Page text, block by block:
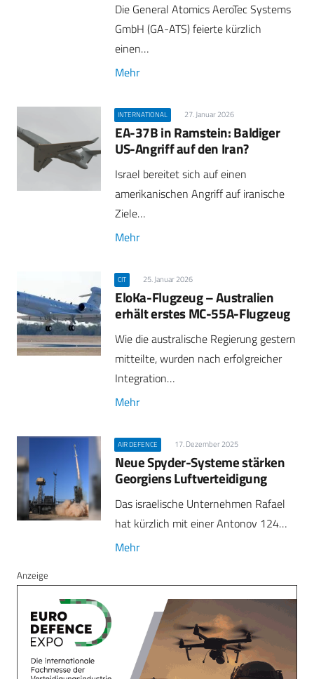
Die General Atomics AeroTec Systems
GmbH (GA-ATS) feierte kürzlich
einen…
Mehr
INTERNATIONAL 27. Januar 2026
EA-37B in Ramstein: Baldiger
US-Angriff auf den Iran?
Israel bereitet sich auf einen
amerikanischen Angriff auf iranische
Ziele…
Mehr
CIT 25. Januar 2026
EloKa-Flugzeug – Australien
erhält erstes MC-55A-Flugzeug
Wie die australische Regierung gestern
mitteilte, wurden nach erfolgreicher
Integration…
Mehr
AIR DEFENCE 17. Dezember 2025
Neue Spyder-Systeme stärken
Georgiens Luftverteidigung
Das israelische Unternehmen Rafael
hat kürzlich mit einer Antonov 124…
Mehr
Anzeige